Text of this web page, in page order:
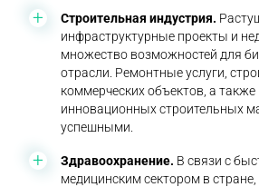
Строительная индустрия.
инфраструктурные проекты и
множество возможностей для
отрасли. Ремонтные услуги,
коммерческих объектов, а также
инновационных строительных
успешными.
Здравоохранение. В связи с
медицинским сектором в стране,